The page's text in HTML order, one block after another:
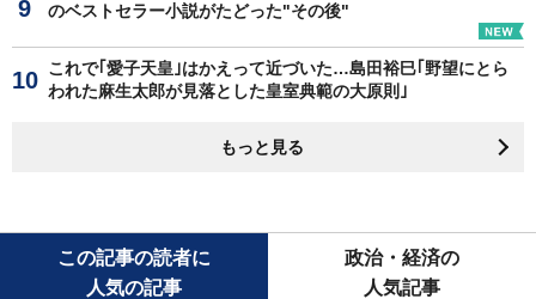
のベストセラー小説がたどった"その後"
これで｢愛子天皇｣はかえって近づいた…島田裕巳｢野望にとら
われた麻生太郎が見落とした皇室典範の大原則｣
もっと見る
この記事の読者に
人気の記事
政治・経済の
人気記事